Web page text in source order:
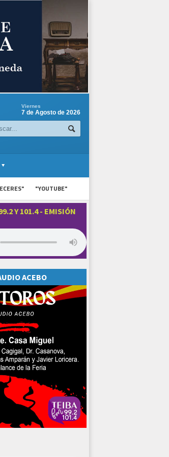
Viernes
7 de Agosto de 2026
"YOUTUBE"
Y 101.4 - EMISIÓN
ACEBO